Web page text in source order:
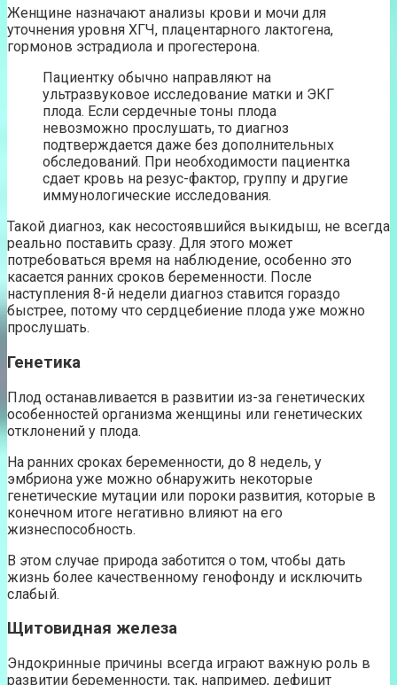
Женщине назначают анализы крови и мочи для
уточнения уровня ХГЧ, плацентарного лактогена,
гормонов эстрадиола и прогестерона.
Пациентку обычно направляют на
ультразвуковое исследование матки и ЭКГ
плода. Если сердечные тоны плода
невозможно прослушать, то диагноз
подтверждается даже без дополнительных
обследований. При необходимости пациентка
сдает кровь на резус-фактор, группу и другие
иммунологические исследования.
Такой диагноз, как несостоявшийся выкидыш, не всегда
реально поставить сразу. Для этого может
потребоваться время на наблюдение, особенно это
касается ранних сроков беременности. После
наступления 8-й недели диагноз ставится гораздо
быстрее, потому что сердцебиение плода уже можно
прослушать.
Генетика
Плод останавливается в развитии из-за генетических
особенностей организма женщины или генетических
отклонений у плода.
На ранних сроках беременности, до 8 недель, у
эмбриона уже можно обнаружить некоторые
генетические мутации или пороки развития, которые в
конечном итоге негативно влияют на его
жизнеспособность.
В этом случае природа заботится о том, чтобы дать
жизнь более качественному генофонду и исключить
слабый.
Щитовидная железа
Эндокринные причины всегда играют важную роль в
развитии беременности, так, например, дефицит